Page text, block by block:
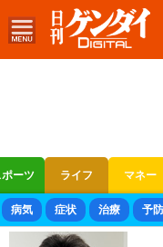
ーツ ライフ マネー
ボートレース 競輪 オ
病気 症状 治療 予防